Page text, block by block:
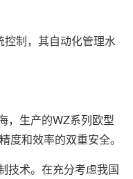
制，其自动化管理水
，生产的WZ系列欧型
度和效率的双重安全。
技术。在充分考虑我国